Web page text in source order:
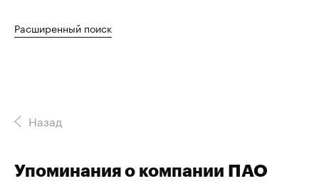
Расширенный поиск
Назад
Упоминания о компании ПАО